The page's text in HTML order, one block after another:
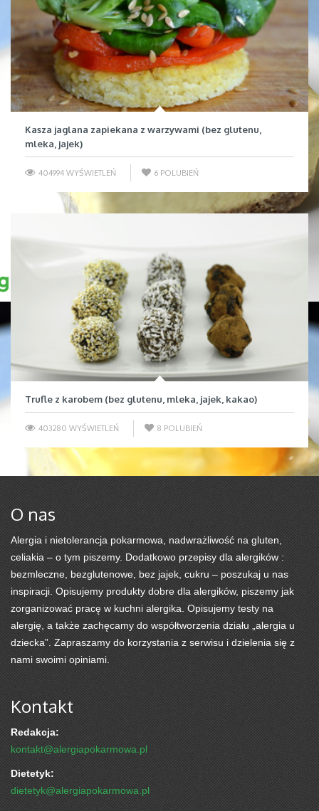
Kasza jaglana zapiekana z warzywami (bez glutenu,
mleka, jajek)
404994 WYŚWIETLEŃ 6 POLUBIEŃ
Trufle z karobem (bez glutenu, mleka, jajek, kakao)
403280 WYŚWIETLEŃ 8 POLUBIEŃ
O nas
Alergia i nietolerancja pokarmowa, nadwrażliwość na gluten,
celiakia – o tym piszemy. Dodatkowo przepisy dla alergików :
bezmleczne, bezglutenowe, bez jajek, cukru – poszukaj u nas
inspiracji. Opisujemy produkty dobre dla alergików, piszemy jak
zorganizować pracę w kuchni alergika. Opisujemy testy na
alergię, a także zachęcamy do współtworzenia działu „alergia u
dziecka”. Zapraszamy do korzystania z serwisu i dzielenia się z
nami swoimi opiniami.
Kontakt
Redakcja:
kontakt@alergiapokarmowa.pl
Dietetyk:
dietetyk@alergiapokarmowa.pl